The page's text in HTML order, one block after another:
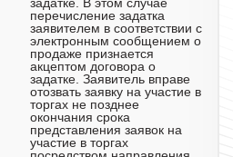
перечисление задатка
заявителем в соответствии с
электронным сообщением о
продаже признается
акцептом договора о
задатке. Заявитель вправе
отозвать заявку на участие в
торгах не позднее
окончания срока
представления заявок на
участие в торгах